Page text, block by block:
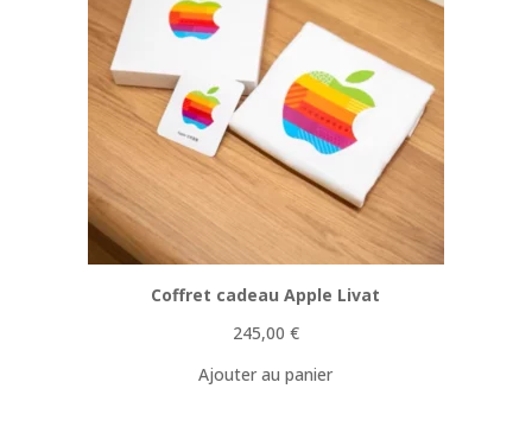
Coffret cadeau Apple Livat
245,00 €
Ajouter au panier